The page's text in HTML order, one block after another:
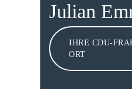
Julian
IHRE CDU-
ORT